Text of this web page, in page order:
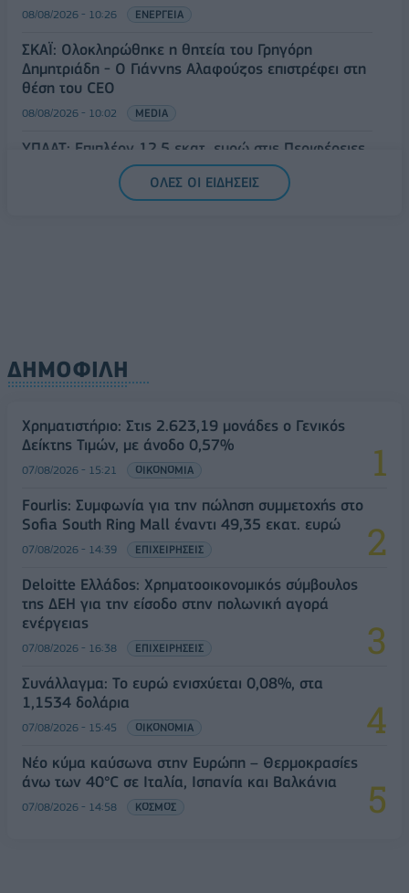
08/08/2026 - 10:26 ΕΝΕΡΓΕΙΑ
ΣΚΑΪ: Ολοκληρώθηκε η θητεία του Γρηγόρη
Δημητριάδη - Ο Γιάννης Αλαφούζος επιστρέφει στη
θέση του CEO
08/08/2026 - 10:02 MEDIA
ΥΠΑΑΤ: Επιπλέον 12,5 εκατ. ευρώ στις Περιφέρειες
για την ενίσχυση της βιοασφάλειας
ΟΛΕΣ ΟΙ ΕΙΔΗΣΕΙΣ
ΔΗΜΟΦΙΛΗ
Χρηματιστήριο: Στις 2.623,19 μονάδες ο Γενικός
Δείκτης Τιμών, με άνοδο 0,57%
07/08/2026 - 15:21 ΟΙΚΟΝΟΜΙΑ
Fourlis: Συμφωνία για την πώληση συμμετοχής στο
Sofia South Ring Mall έναντι 49,35 εκατ. ευρώ
07/08/2026 - 14:39 ΕΠΙΧΕΙΡΗΣΕΙΣ
Deloitte Ελλάδος: Χρηματοοικονομικός σύμβουλος
της ΔΕΗ για την είσοδο στην πολωνική αγορά
ενέργειας
07/08/2026 - 16:38 ΕΠΙΧΕΙΡΗΣΕΙΣ
Συνάλλαγμα: Το ευρώ ενισχύεται 0,08%, στα
1,1534 δολάρια
07/08/2026 - 15:45 ΟΙΚΟΝΟΜΙΑ
Νέο κύμα καύσωνα στην Ευρώπη – Θερμοκρασίες
άνω των 40°C σε Ιταλία, Ισπανία και Βαλκάνια
07/08/2026 - 14:58 ΚΟΣΜΟΣ